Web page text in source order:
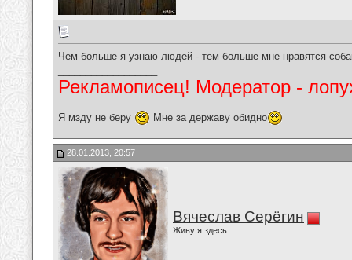
Чем больше я узнаю людей - тем больше мне нравятся
Рекламописец! Модератор -
Я мзду не беру Мне за державу обидно
28.01.2013, 20:57
Вячеслав Серёгин
Живу я здесь